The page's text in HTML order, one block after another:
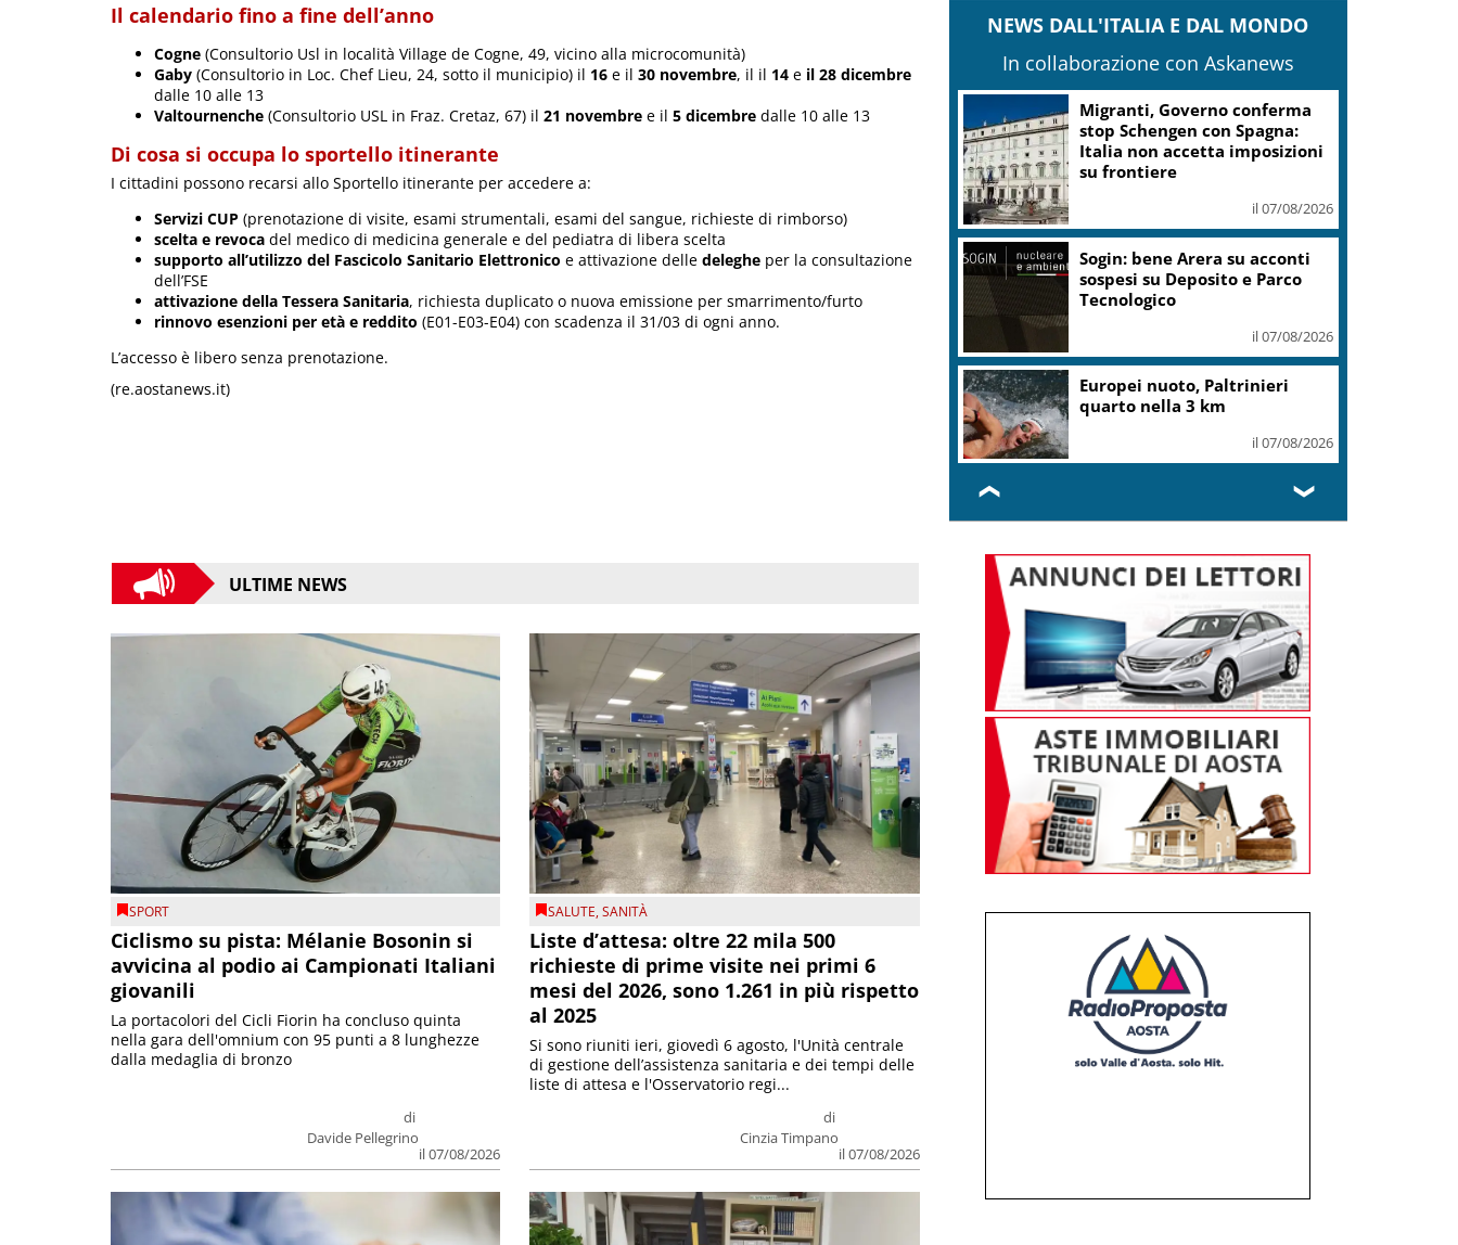
Il calendario fino a fine dell’anno
Cogne (Consultorio Usl in località Village de Cogne, 49, vicino alla microcomunità)
Gaby (Consultorio in Loc. Chef Lieu, 24, sotto il municipio) il 16 e il 30 novembre, il il 14 e il 28 dicembre
dalle 10 alle 13
Valtournenche (Consultorio USL in Fraz. Cretaz, 67) il 21 novembre e il 5 dicembre dalle 10 alle 13
Di cosa si occupa lo sportello itinerante
I cittadini possono recarsi allo Sportello itinerante per accedere a:
Servizi CUP (prenotazione di visite, esami strumentali, esami del sangue, richieste di rimborso)
scelta e revoca del medico di medicina generale e del pediatra di libera scelta
supporto all’utilizzo del Fascicolo Sanitario Elettronico e attivazione delle deleghe per la consultazione
dell’FSE
attivazione della Tessera Sanitaria, richiesta duplicato o nuova emissione per smarrimento/furto
rinnovo esenzioni per età e reddito (E01-E03-E04) con scadenza il 31/03 di ogni anno.
L’accesso è libero senza prenotazione.
(re.aostanews.it)
ULTIME NEWS
SPORT
Ciclismo su pista: Mélanie Bosonin si
avvicina al podio ai Campionati Italiani
giovanili
di
Davide Pellegrino
il 07/08/2026
La portacolori del Cicli Fiorin ha concluso quinta
nella gara dell'omnium con 95 punti a 8 lunghezze
dalla medaglia di bronzo
SALUTE,SANITÀ
Liste d’attesa: oltre 22 mila 500
richieste di prime visite nei primi 6
mesi del 2026, sono 1.261 in più rispetto
al 2025
di
Cinzia Timpano
il 07/08/2026
Si sono riuniti ieri, giovedì 6 agosto, l'Unità centrale
di gestione dell’assistenza sanitaria e dei tempi delle
liste di attesa e l'Osservatorio regi...
NEWS DALL'ITALIA E DAL MONDO
In collaborazione con Askanews
Migranti, Governo conferma
stop Schengen con Spagna:
Italia non accetta imposizioni
su frontiere
il 07/08/2026
Sogin: bene Arera su acconti
sospesi su Deposito e Parco
Tecnologico
il 07/08/2026
Europei nuoto, Paltrinieri
quarto nella 3 km
il 07/08/2026
❮ ❯